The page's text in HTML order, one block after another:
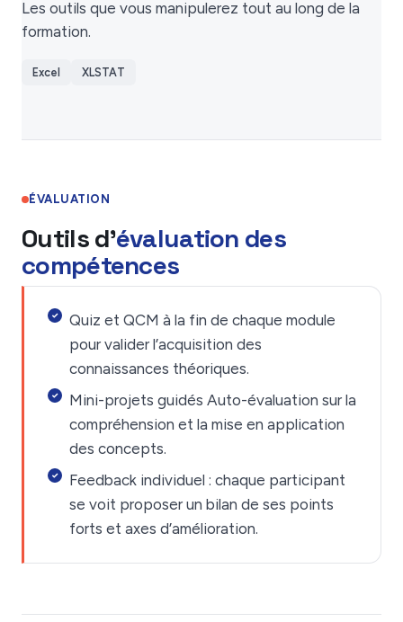
Les outils que vous manipulerez tout au long de la
formation.
Excel XLSTAT
ÉVALUATION
Outils d'évaluation des
compétences
Quiz et QCM à la fin de chaque module
pour valider l’acquisition des
connaissances théoriques.
Mini-projets guidés Auto-évaluation sur la
compréhension et la mise en application
des concepts.
Feedback individuel : chaque participant
se voit proposer un bilan de ses points
forts et axes d’amélioration.